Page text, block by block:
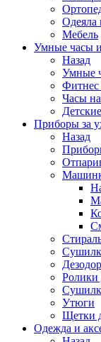
Одеяла
Мебель
Умные часы
Назад
Умные
Фитнес
Часы
Приборы за
Назад
Ролики
Утюги
Щетки
Одежда и